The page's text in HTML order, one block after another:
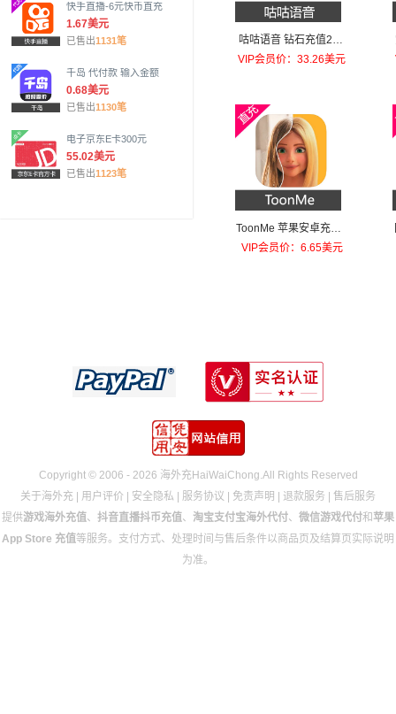
快手直播-6元快币直充
1.67美元
已售出1131笔
千岛 代付款 输入金额
0.68美元
已售出1130笔
电子京东E卡300元
55.02美元
已售出1123笔
咕咕语音 钻石充值200
元钻石
VIP会员价：33.26美元
ToonMe 苹果安卓充值T
oonMe PRO
VIP会员价：6.65美元
Copyright © 2006 - 2026 海外充HaiWaiChong.All Rights Reserved
关于海外充
用户评价 安全隐私 服务协议 免责声明 退款服务
售后服务
提供游戏海外充值、 抖音直播抖币充值、 淘宝支付宝海外代付、 微信游戏代付和 苹果
App Store 充值等服务。支付方式、处理时间与售后条件以商品页及结算页实际说明
为准。